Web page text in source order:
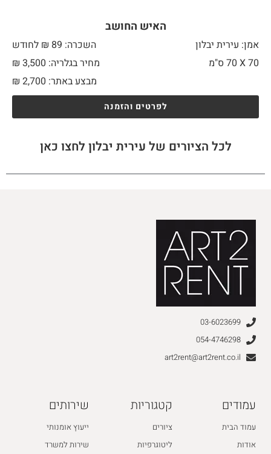
האיש החושב
אמן: עירית יבלון
השכרה: 89 ₪ לחודש
70 X
מחיר בגלריה: 3,500 ₪
מבצע באתר:
₪ 2,700
לפרטים והזמנה
לכל הציורים של עירית יבלון לחצו כאן
03-6023699
054-4746298
art2rent@art2rent.co.il
עמודים
עמוד הבית
אודות
קטגוריות
ציורים
ליטוגרפיות
שירותים
ייעוץ אומנותי
שירות למשרד